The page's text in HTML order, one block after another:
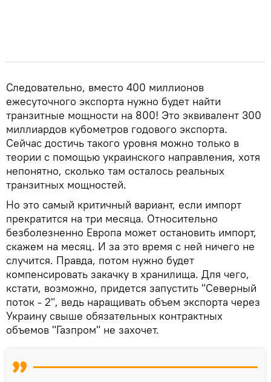
Следовательно, вместо 400 миллионов
ежесуточного экспорта нужно будет найти
транзитные мощности на 800! Это эквивалент 300
миллиардов кубометров годового экспорта.
Сейчас достичь такого уровня можно только в
теории с помощью украинского направления, хотя
непонятно, сколько там осталось реальных
транзитных мощностей.
Но это самый критичный вариант, если импорт
прекратится на три месяца. Относительно
безболезненно Европа может остановить импорт,
скажем на месяц. И за это время с ней ничего не
случится. Правда, потом нужно будет
компенсировать закачку в хранилища. Для чего,
кстати, возможно, придется запустить "Северный
поток - 2", ведь наращивать объем экспорта через
Украину свыше обязательных контрактных
объемов "Газпром" не захочет.